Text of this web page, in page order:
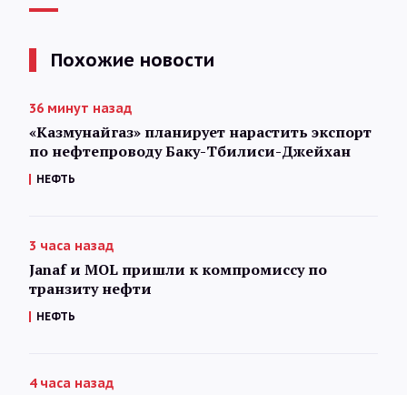
Похожие новости
36 минут назад
«Казмунайгаз» планирует нарастить экспорт
по нефтепроводу Баку-Тбилиси-Джейхан
НЕФТЬ
3 часа назад
Janaf и MOL пришли к компромиссу по
транзиту нефти
НЕФТЬ
4 часа назад